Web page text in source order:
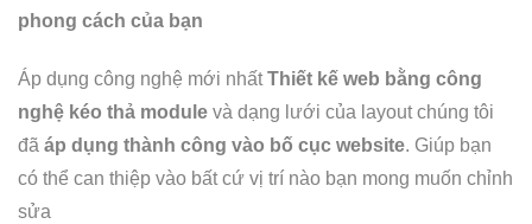
phong cách của bạn
Áp dụng công nghệ mới nhấtThiết kế web bằng công
nghệ kéo thả module và dạng lưới của layout chúng tôi
đã áp dụng thành công vào bố cục website. Giúp bạn
có thể can thiệp vào bất cứ vị trí nào bạn mong muốn chỉnh
sửa